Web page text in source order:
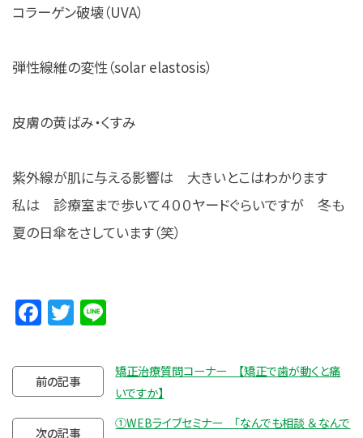
コラーゲン破壊（UVA）
弾性線維の変性（solar elastosis）
皮膚の黄ばみ・くすみ
紫外線が肌に与える影響は 大きいとこはわかります
私は 診療室まで歩いて４００ヤードぐらいですが 冬も
夏の日傘をさしています（笑）
Facebook
Twitter
前の記事
矯正治療質問コーナー 【矯正で歯が動くと痛
いですか】
次の記事
①WEBライブセミナー 「なんでも相談 ＆ なんで